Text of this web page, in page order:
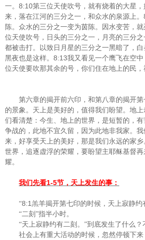
一。 8:10第三位天使吹号，就有烧着的大星
来，落在江河的三分之一，和众水的泉源上。
陈。众水的三分之一变为茵陈。因水变苦，就
位天使吹号，日头的三分之一，月亮的三分之
都被击打。以致日月星的三分之一黑暗了，白
黑夜也是这样。 8:13我又看见一个鹰飞在空
位天使要吹那其余的号，你们住在地上的民，
第六章的揭开前六印，和第八章的揭开
的景象。天上是美好的，值得我们盼望。地
们看清楚：今生、地上的世界，是短暂的，
争战的，此地不宜久留，因为此地非我家。
来，好享受天上的美好，那是我们永远的家
世界，追逐虚浮的荣耀，要盼望主耶稣基督
耀。
我们先看1-5节，天上发生的事：
“8:1 羔羊揭开第七印的时候，天上寂静约
“二刻”指半小时。
“天上寂静约有二刻。”到底发生了什么？
社会上有重大活动的时候，忽然停顿下